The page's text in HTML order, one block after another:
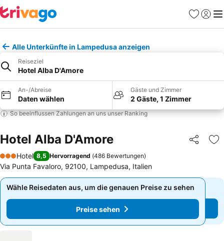
Favoriten
Alle Unterkünfte in Lampedusa anzeigen
Reiseziel
Hotel Alba D'Amore
An-/Abreise
Daten wählen
Gäste und Zimmer
2 Gäste, 1 Zimmer
So beeinflussen Zahlungen an uns unser Ranking
Hotel Alba D'Amore Teilen
3 Sterne
Hotel 8,5 Hervorragend (486 Bewertungen)
Via Punta Favaloro, 92100, Lampedusa, Italien
Wähle Reisedaten aus, um die genauen Preise zu sehen
Preise sehen
Wähle Reisedaten aus, um die genauen Preise zu sehen
Preise sehen